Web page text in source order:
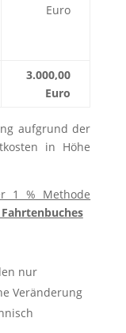
Euro
3.000,00
Euro
aufgrund der
in Höhe
1 % Methode
nur
Veränderung